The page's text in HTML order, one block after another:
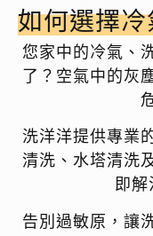
如何選擇
您家中的冷氣、
了？空氣中的灰
洗洋洋提供專業
清洗、水塔清洗
即解
告別過敏原，讓